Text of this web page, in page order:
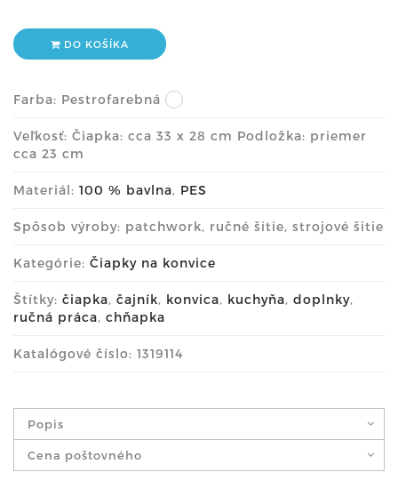
DO KOŠÍKA
Farba: Pestrofarebná
Veľkosť: Čiapka: cca 33 x 28 cm Podložka: priemer
cca 23 cm
Materiál: 100 % bavlna, PES
Spôsob výroby: patchwork, ručné šitie, strojové šitie
Kategórie: Čiapky na konvice
Štítky: čiapka, čajník, konvica, kuchyňa, doplnky,
ručná práca, chňapka
Katalógové číslo: 1319114
Popis
Cena poštovného